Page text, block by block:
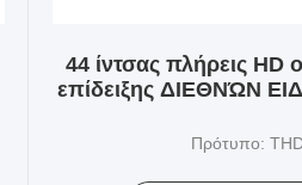
44 ίντσας πλήρεις HD
επίδειξης ΔΙΕΘΝΏΝ
συνεδρίαση των
Πρότυπο: